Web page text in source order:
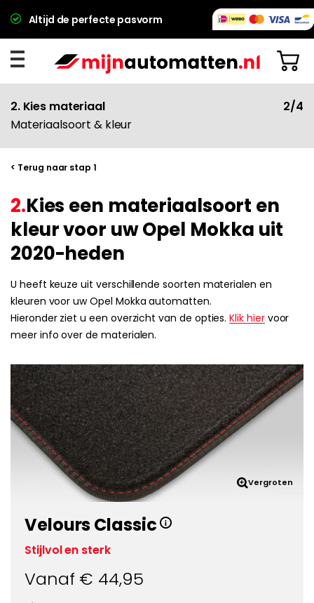
Altijd de perfecte pasvorm
2. Kies materiaal
Materiaalsoort & kleur
2/4
< Terug naar stap 1
2.Kies een materiaalsoort en
kleur voor uw Opel Mokka uit
2020-heden
U heeft keuze uit verschillende soorten materialen en
kleuren voor uw Opel Mokka automatten.
Hieronder ziet u een overzicht van de opties.Klik hiervoor
meer info over de materialen.
Vergroten
Velours Classic
Stijlvol en sterk
Vanaf € 44,95